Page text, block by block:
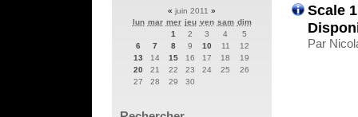
Scale
Par
« juin 2011 »
lun mar mer jeu ven sam dim
1
2 3 4
5
6
7 8 9 10 11
12
13
14 15 16 17 18
19
20
21 22 23 24 25
26
27
28 29 30